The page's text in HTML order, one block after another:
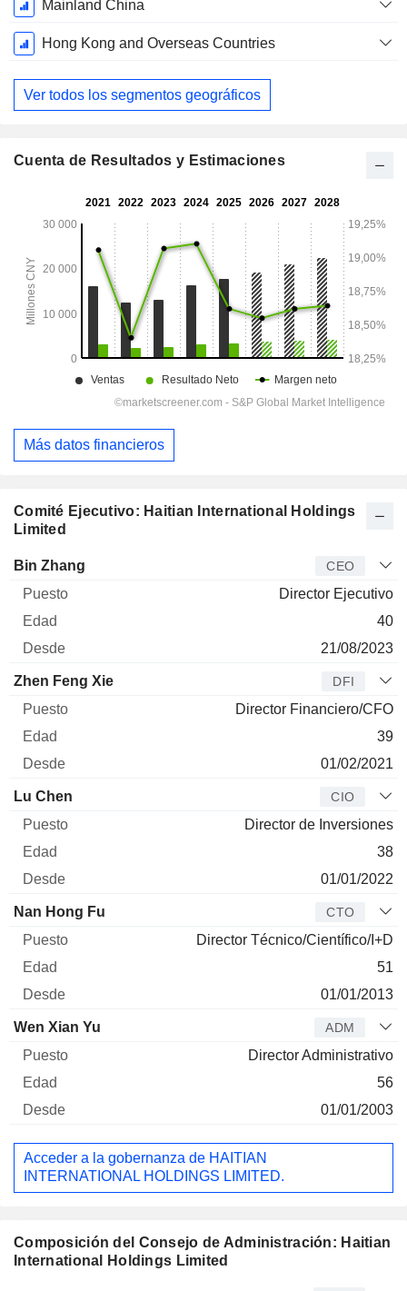
fiscal:
Diciembre
Mainland China
Hong Kong and Overseas Countries
Ver todos los segmentos geográficos
Comité Ejecutivo: Haitian International Holdings
Limited
Director Puesto
Bin Zhang CEO
Director Ejecutivo
40
21/08/2023
Zhen Feng Xie DFI
Director Financiero/CFO
39
01/02/2021
Lu Chen CIO
Director de Inversiones
38
01/01/2022
Nan Hong Fu CTO
Director Técnico/Científico/I+D
51
01/01/2013
Wen Xian Yu ADM
Director Administrativo
56
01/01/2003
Acceder a la gobernanza de HAITIAN
INTERNATIONAL HOLDINGS LIMITED.
Composición del Consejo de Administración: Haitian
International Holdings Limited
Cuenta de Resultados y Estimaciones
Más datos financieros